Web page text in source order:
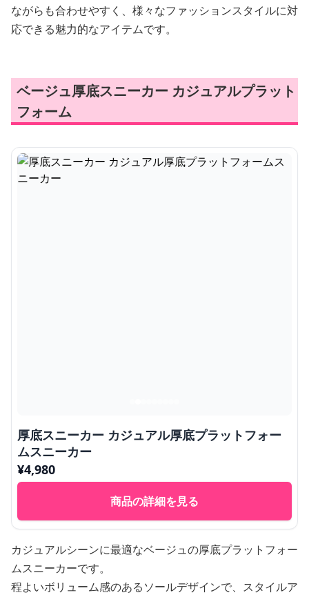
ながらも合わせやすく、様々なファッションスタイルに対
応できる魅力的なアイテムです。
ベージュ厚底スニーカー カジュアルプラット
フォーム
厚底スニーカー カジュアル厚底プラットフォー
ムスニーカー
¥4,980
商品の詳細を見る
カジュアルシーンに最適なベージュの厚底プラットフォー
ムスニーカーです。
程よいボリューム感のあるソールデザインで、スタイルア